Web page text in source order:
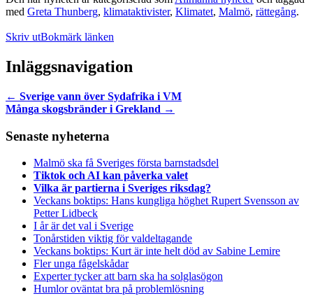
med Greta Thunberg, klimataktivister, Klimatet, Malmö, rättegång.
Skriv utBokmärk länken
Inläggsnavigation
← Sverige vann över Sydafrika i VM
Många skogsbränder i Grekland →
Senaste nyheterna
Malmö ska få Sveriges första barnstadsdel
Tiktok och AI kan påverka valet
Vilka är partierna i Sveriges riksdag?
Veckans boktips: Hans kungliga höghet Rupert Svensson av
Petter Lidbeck
I år är det val i Sverige
Tonårstiden viktig för valdeltagande
Veckans boktips: Kurt är inte helt död av Sabine Lemire
Fler unga fågelskådar
Experter tycker att barn ska ha solglasögon
Humlor oväntat bra på problemlösning